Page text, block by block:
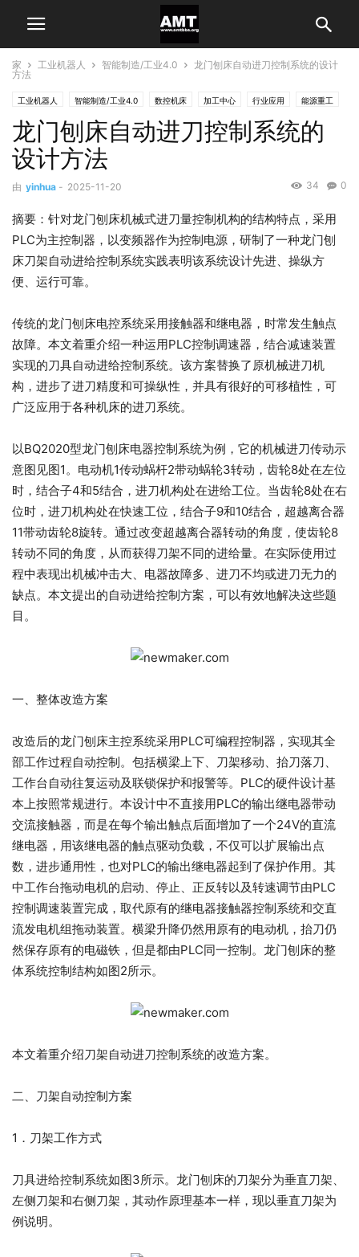
家 工业机器人 智能制造/工业4.0
龙门刨床自动进刀控制系统的设计
方法
工业机器人 智能制造/工业4.0 数控机床 加工中心 行业应用 能源重工
通用机械制造
龙门刨床自动进刀控制系统的
设计方法
由 yinhua - 2025-11-20 0
34
摘要：针对龙门刨床机械式进刀量控制机构的结构特点，采用
PLC为主控制器，以变频器作为控制电源，研制了一种龙门刨
床刀架自动进给控制系统实践表明该系统设计先进、操纵方
便、运行可靠。
传统的龙门刨床电控系统采用接触器和继电器，时常发生触点
故障。本文着重介绍一种运用PLC控制调速器，结合减速装置
实现的刀具自动进给控制系统。该方案替换了原机械进刀机
构，进步了进刀精度和可操纵性，并具有很好的可移植性，可
广泛应用于各种机床的进刀系统。
以BQ2020型龙门刨床电器控制系统为例，它的机械进刀传动示
意图见图1。电动机1传动蜗杆2带动蜗轮3转动，齿轮8处在左位
时，结合子4和5结合，进刀机构处在进给工位。当齿轮8处在右
位时，进刀机构处在快速工位，结合子9和10结合，超越离合器
11带动齿轮8旋转。通过改变超越离合器转动的角度，使齿轮8
转动不同的角度，从而获得刀架不同的进给量。在实际使用过
程中表现出机械冲击大、电器故障多、进刀不均或进刀无力的
缺点。本文提出的自动进给控制方案，可以有效地解决这些题
目。
一、整体改造方案
改造后的龙门刨床主控系统采用PLC可编程控制器，实现其全
部工作过程自动控制。包括横梁上下、刀架移动、抬刀落刀、
工作台自动往复运动及联锁保护和报警等。PLC的硬件设计基
本上按照常规进行。本设计中不直接用PLC的输出继电器带动
交流接触器，而是在每个输出触点后面增加了一个24V的直流
继电器，用该继电器的触点驱动负载，不仅可以扩展输出点
数，进步通用性，也对PLC的输出继电器起到了保护作用。其
中工作台拖动电机的启动、停止、正反转以及转速调节由PLC
控制调速装置完成，取代原有的继电器接触器控制系统和交直
流发电机组拖动装置。横梁升降仍然用原有的电动机，抬刀仍
然保存原有的电磁铁，但是都由PLC同一控制。龙门刨床的整
体系统控制结构如图2所示。
本文着重介绍刀架自动进刀控制系统的改造方案。
二、刀架自动控制方案
1．刀架工作方式
刀具进给控制系统如图3所示。龙门刨床的刀架分为垂直刀架、
左侧刀架和右侧刀架，其动作原理基本一样，现以垂直刀架为
例说明。